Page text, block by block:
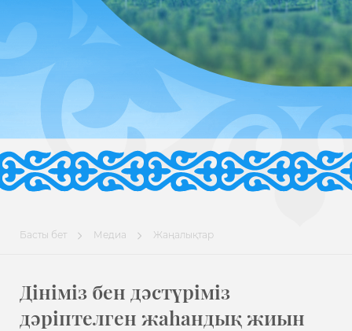
Басты бет Медиа Жаңалықтар
Дініміз бен дәстүріміз
дәріптелген жаһандық жиын